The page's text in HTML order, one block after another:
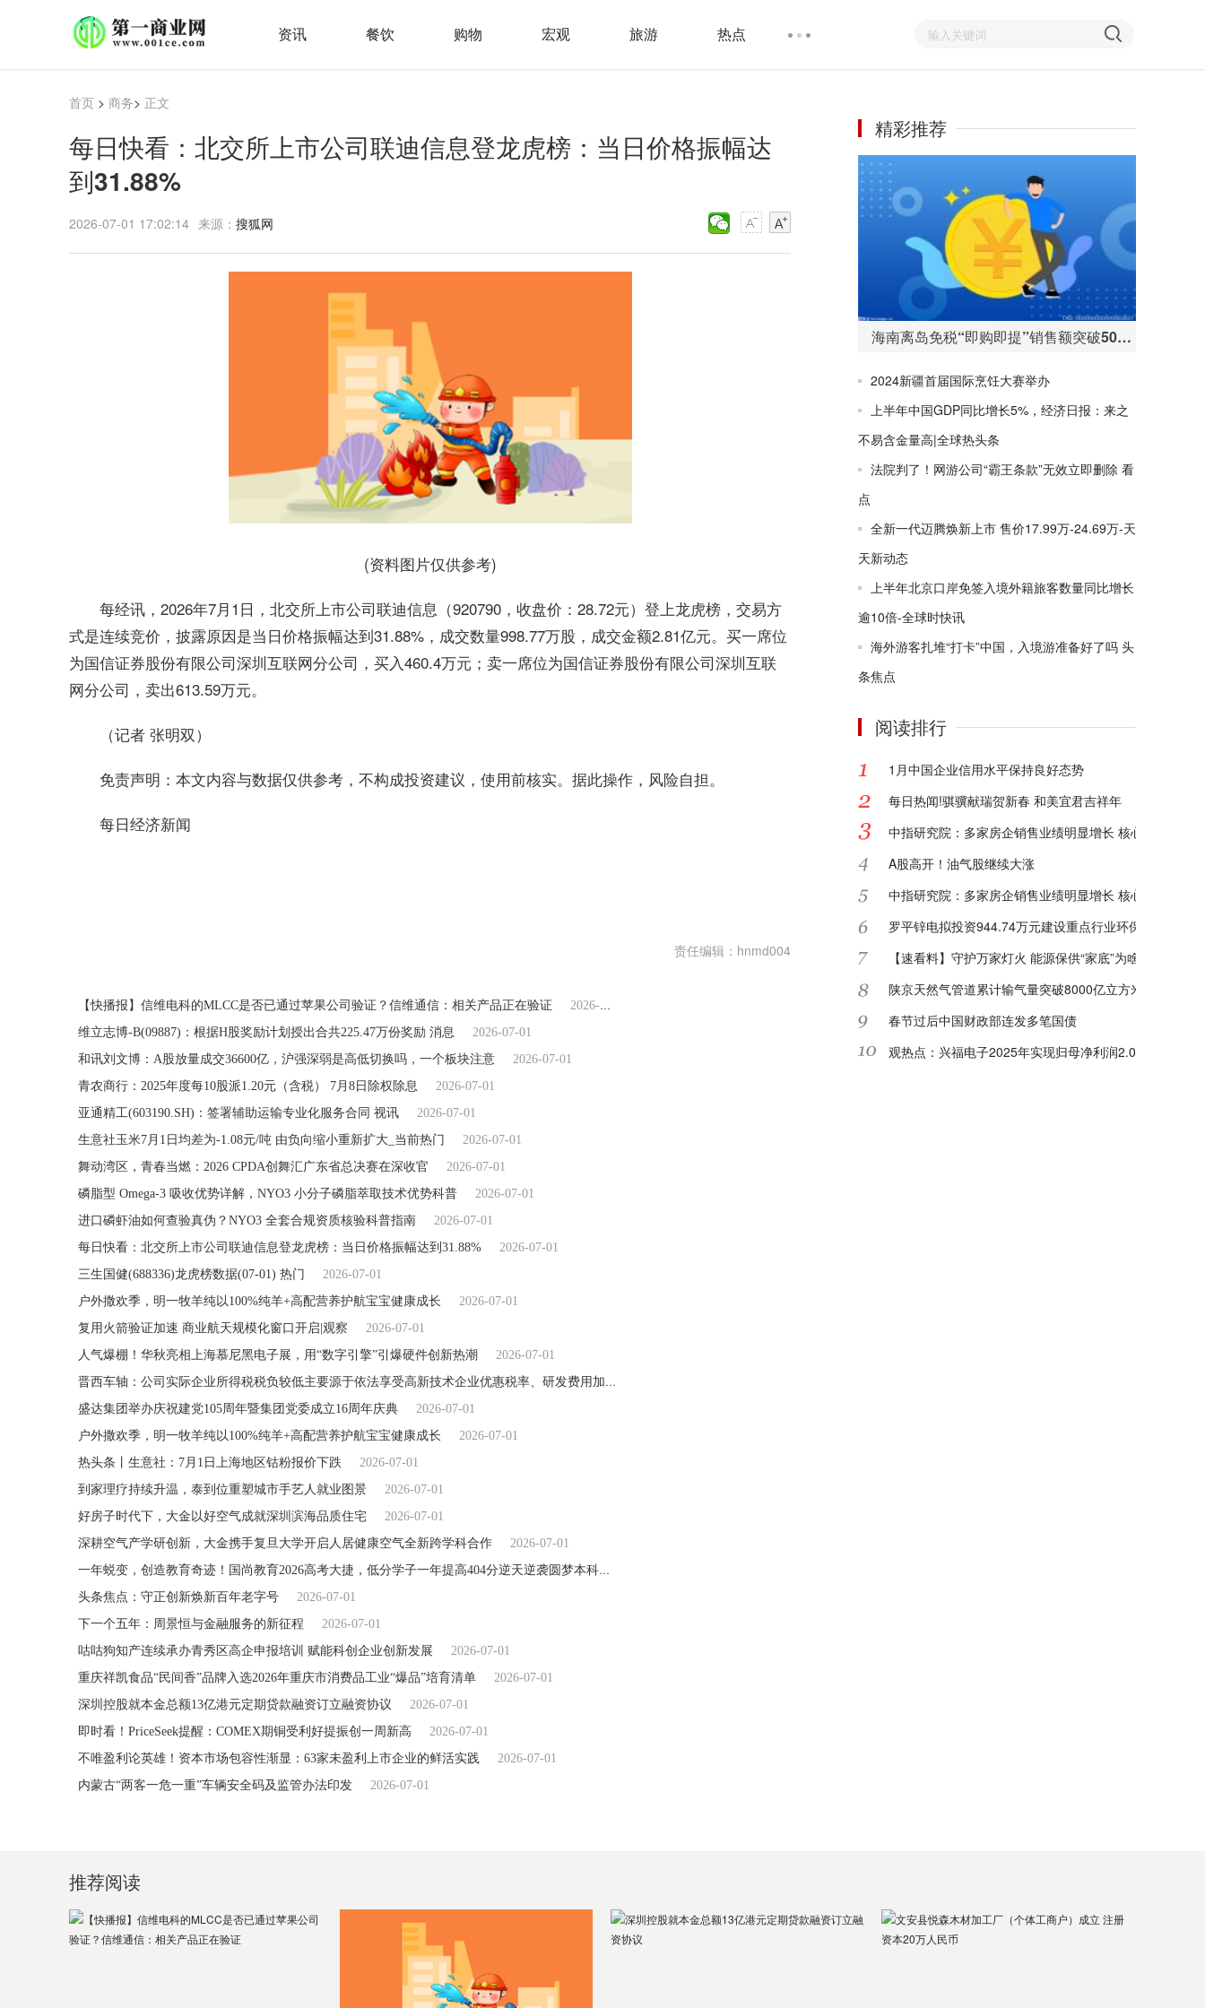
资讯 餐饮 购物 宏观 旅游 热点
首页 > 商务> 正文
每日快看：北交所上市公司联迪信息登龙虎榜：当日价格振幅达
到31.88%
2026-07-01 17:02:14 来源： 搜狐网
(资料图片仅供参考)
每经讯，2026年7月1日，北交所上市公司联迪信息（920790，收盘价：28.72元）登上龙虎榜，交易方
式是连续竞价，披露原因是当日价格振幅达到31.88%，成交数量998.77万股，成交金额2.81亿元。买一席位
为国信证券股份有限公司深圳互联网分公司，买入460.4万元；卖一席位为国信证券股份有限公司深圳互联
网分公司，卖出613.59万元。
（记者 张明双）
免责声明：本文内容与数据仅供参考，不构成投资建议，使用前核实。据此操作，风险自担。
每日经济新闻
责任编辑：hnmd004
【快播报】信维电科的MLCC是否已通过苹果公司验证？信维通信：相关产品正在验证
2026-07-01
维立志博-B(09887)：根据H股奖励计划授出合共225.47万份奖励 消息
2026-07-01
和讯刘文博：A股放量成交36600亿，沪强深弱是高低切换吗，一个板块注意
2026-07-01
青农商行：2025年度每10股派1.20元（含税） 7月8日除权除息
2026-07-01
亚通精工(603190.SH)：签署辅助运输专业化服务合同 视讯
2026-07-01
生意社玉米7月1日均差为-1.08元/吨 由负向缩小重新扩大_当前热门
2026-07-01
舞动湾区，青春当燃：2026 CPDA创舞汇广东省总决赛在深收官
2026-07-01
磷脂型 Omega-3 吸收优势详解，NYO3 小分子磷脂萃取技术优势科普
2026-07-01
进口磷虾油如何查验真伪？NYO3 全套合规资质核验科普指南
2026-07-01
每日快看：北交所上市公司联迪信息登龙虎榜：当日价格振幅达到31.88%
2026-07-01
三生国健(688336)龙虎榜数据(07-01) 热门
2026-07-01
户外撒欢季，明一牧羊纯以100%纯羊+高配营养护航宝宝健康成长
2026-07-01
复用火箭验证加速 商业航天规模化窗口开启|观察
2026-07-01
人气爆棚！华秋亮相上海慕尼黑电子展，用“数字引擎”引爆硬件创新热潮
2026-07-01
晋西车轴：公司实际企业所得税税负较低主要源于依法享受高新技术企业优惠税率、研发费用加计扣除等国家鼓励创新的税收政策 每日
盛达集团举办庆祝建党105周年暨集团党委成立16周年庆典
2026-07-01
户外撒欢季，明一牧羊纯以100%纯羊+高配营养护航宝宝健康成长
2026-07-01
热头条丨生意社：7月1日上海地区钴粉报价下跌
2026-07-01
到家理疗持续升温，泰到位重塑城市手艺人就业图景
2026-07-01
好房子时代下，大金以好空气成就深圳滨海品质住宅
2026-07-01
深耕空气产学研创新，大金携手复旦大学开启人居健康空气全新跨学科合作
2026-07-01
一年蜕变，创造教育奇迹！国尚教育2026高考大捷，低分学子一年提高404分逆天逆袭圆梦本科
头条焦点：守正创新焕新百年老字号
2026-07-01
下一个五年：周景恒与金融服务的新征程
2026-07-01
咕咕狗知产连续承办青秀区高企申报培训 赋能科创企业创新发展
2026-07-01
重庆祥凯食品“民间香”品牌入选2026年重庆市消费品工业“爆品”培育清单
2026-07-01
深圳控股就本金总额13亿港元定期贷款融资订立融资协议
2026-07-01
即时看！PriceSeek提醒：COMEX期铜受利好提振创一周新高
2026-07-01
不唯盈利论英雄！资本市场包容性渐显：63家未盈利上市企业的鲜活实践
2026-07-01
内蒙古“两客一危一重”车辆安全码及监管办法印发
2026-07-01
精彩推荐
海南离岛免税“即购即提”销售额突破50亿元 购物人数255万人次
2024新疆首届国际烹饪大赛举办
上半年中国GDP同比增长5%，经济日报：来之
不易含金量高|全球热头条
法院判了！网游公司“霸王条款”无效立即删除 看
点
全新一代迈腾焕新上市 售价17.99万-24.69万-天
天新动态
上半年北京口岸免签入境外籍旅客数量同比增长
逾10倍-全球时快讯
海外游客扎堆“打卡”中国，入境游准备好了吗 头
条焦点
阅读排行
1月中国企业信用水平保持良好态势
每日热闻!骐骥献瑞贺新春 和美宜君吉祥年
中指研究院：多家房企销售业绩明显增长 核心城市或迎"
A股高开！油气股继续大涨
中指研究院：多家房企销售业绩明显增长 核心城市或迎"
罗平锌电拟投资944.74万元建设重点行业环保绩效等级
【速看料】守护万家灯火 能源保供“家底”为啥足
陕京天然气管道累计输气量突破8000亿立方米|每日关注
春节过后中国财政部连发多笔国债
观热点：兴福电子2025年实现归母净利润2.08亿元 同比
推荐阅读